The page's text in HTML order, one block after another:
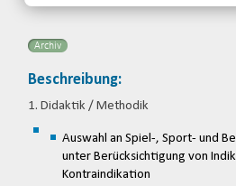
Archiv
Beschreibung:
1. Didaktik / Methodik
Auswahl an Spiel-, Sport- und
unter Berücksichtigung von
Kontraindikation